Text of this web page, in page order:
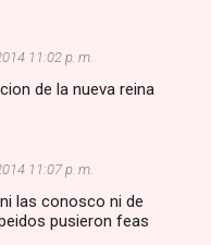
11:02 p. m.
de la nueva reina
11:07 p. m.
las conosco ni de
pusieron feas